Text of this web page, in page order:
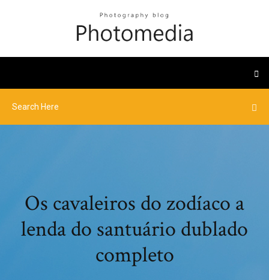
Os cavaleiros do zodíaco a
lenda do santuário dublado
completo